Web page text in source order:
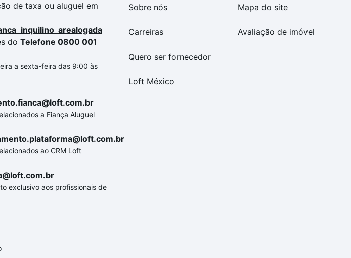
de taxa ou aluguel em
do Telefone 0800 001
a sexta-feira das 9:00 às
a Fiança Aluguel
ao CRM Loft
exclusivo aos profissionais de
Sobre nós
Carreiras
Quero ser fornecedor
Loft México
Mapa do site
Avaliação de imóvel